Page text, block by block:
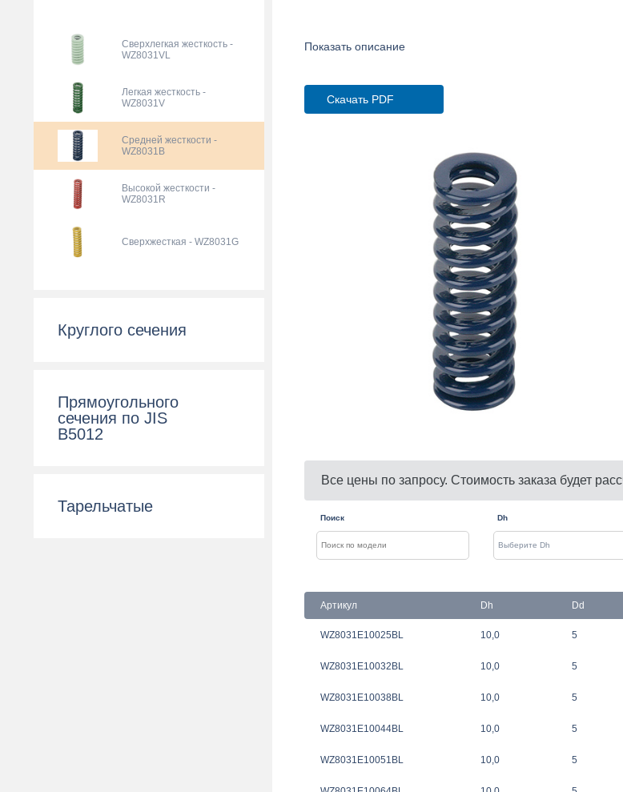
Сверхлегкая жесткость -
WZ8031VL
Легкая жесткость -
WZ8031V
Средней жесткости -
WZ8031B
Высокой жесткости -
WZ8031R
Сверхжесткая - WZ8031G
Круглого сечения
Прямоугольного
сечения по JIS
B5012
Тарельчатые
Показать описание
Скачать PDF
Все цены по запросу. Стоимость заказа будет
Поиск Dh
Артикул Dh Dd
WZ8031E10025BL 10,0 5
WZ8031E10032BL 10,0 5
WZ8031E10038BL 10,0 5
WZ8031E10044BL 10,0 5
WZ8031E10051BL 10,0 5